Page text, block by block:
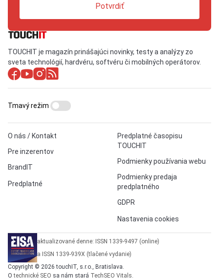
Potvrdiť
TOUCHIT je magazín prinášajúci novinky, testy a analýzy zo
sveta technológií, hardvéru, softvéru či mobilných operátorov.
O nás / Kontakt
Pre inzerentov
BrandIT
Predplatné
Predplatné časopisu
TOUCHIT
Podmienky používania webu
Podmienky predaja
predplatného
GDPR
Nastavenia cookies
Tmavý režim
aktualizované denne: ISSN 1339-9497 (online)
a ISSN 1339-939X (tlačené vydanie)
Copyright © 2026 touchIT, s.r.o., Bratislava.
Otechnické SEO sa nám stará TechSEO Vitals.